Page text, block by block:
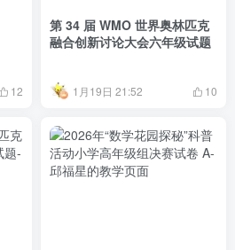
12
第 34 届 WMO 世界奥林匹克
融合创新讨论大会六年级试题
1月19日 21:52 10